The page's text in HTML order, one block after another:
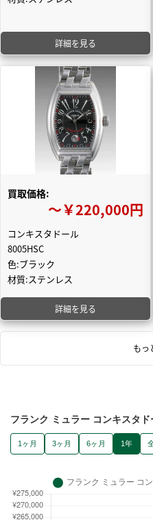
詳細を見る
買取価格:
〜￥220,000円
コンキスタドール
8005HSC
色:ブラック
材質:ステンレス
詳細を見る
もっ
フランク ミュラー コンキスタド
1ヶ月 3ヶ月 6ヶ月 1年